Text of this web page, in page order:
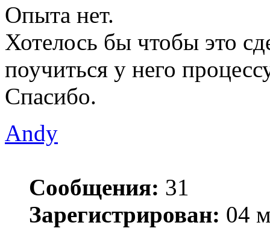
Опыта нет.
Хотелось бы чтобы это
поучиться у него
Спасибо.
Andy
Сообщения: 31
Зарегистрирован: 04